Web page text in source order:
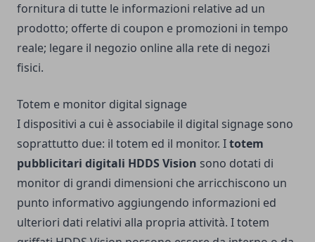
fornitura di tutte le informazioni relative ad un
prodotto; offerte di coupon e promozioni in tempo
reale; legare il negozio online alla rete di negozi
fisici.
Totem e monitor digital signage
I dispositivi a cui è associabile il digital signage sono
soprattutto due: il totem ed il monitor. Itotem
pubblicitari digitali HDDS Vision sono dotati di
monitor di grandi dimensioni che arricchiscono un
punto informativo aggiungendo informazioni ed
ulteriori dati relativi alla propria attività. I totem